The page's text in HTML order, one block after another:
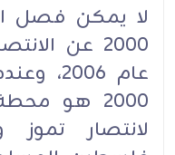
لا يمكن فصل
2000 عن
عام
2000 هو
لانتصار تموز